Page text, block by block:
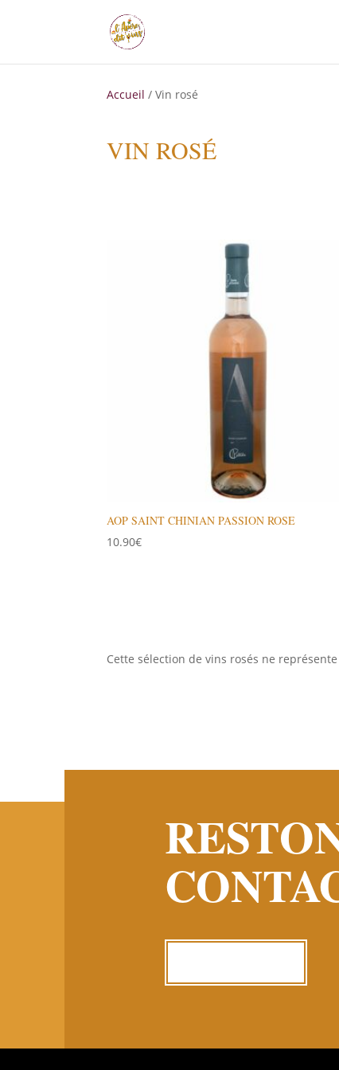
Accueil / Vin rosé
VIN ROSÉ
AOP SAINT CHINIAN PASSION ROSE
10.90€
Cette sélection de vins rosés ne